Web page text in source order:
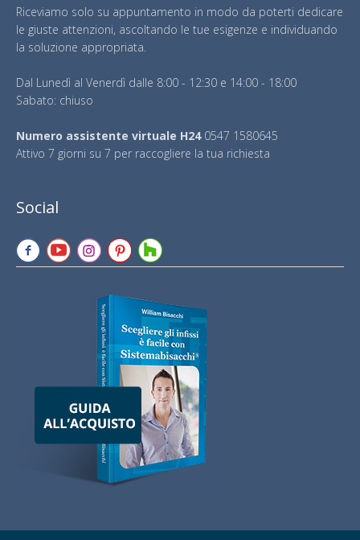
Riceviamo solo su appuntamento in modo da poterti dedicare
le giuste attenzioni, ascoltando le tue esigenze e individuando
la soluzione appropriata.
Dal Lunedì al Venerdì dalle 8:00 - 12:30 e 14:00 - 18:00
Sabato: chiuso
Numero assistente virtuale H240547 1580645
Attivo 7 giorni su 7 per raccogliere la tua richiesta
Social